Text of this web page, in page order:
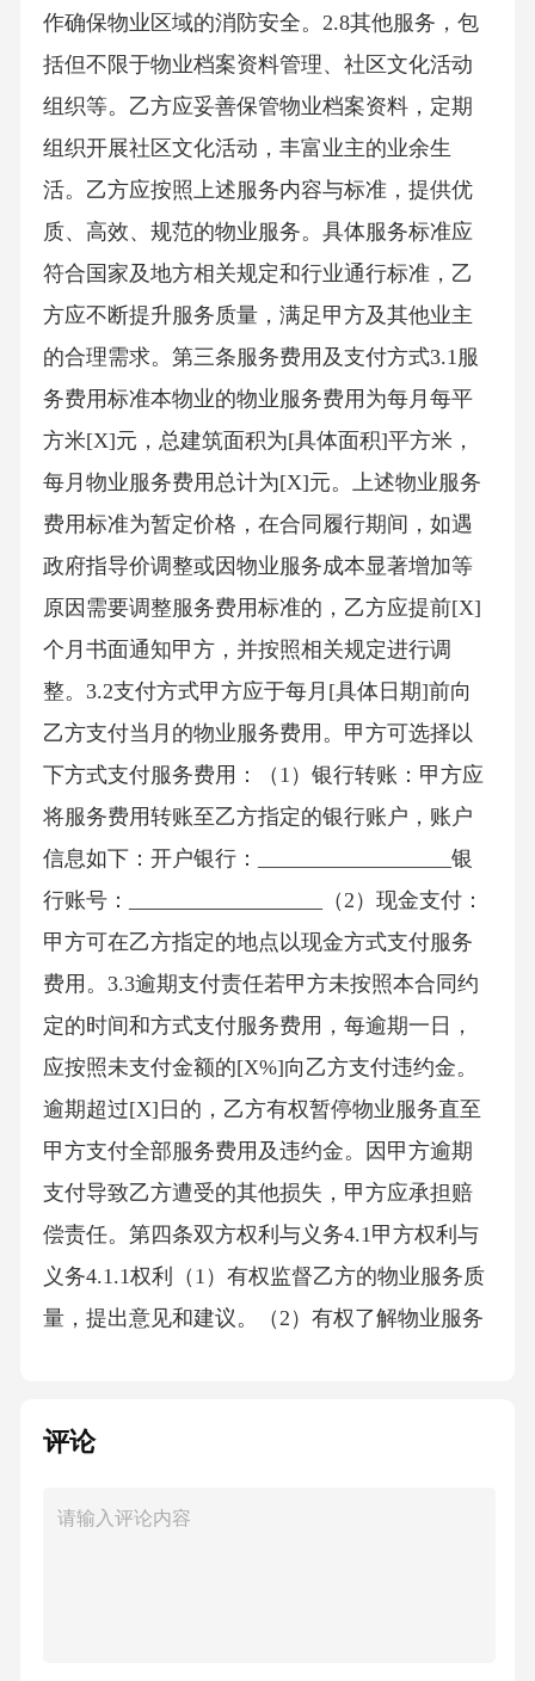
作确保物业区域的消防安全。2.8其他服务，包
括但不限于物业档案资料管理、社区文化活动
组织等。乙方应妥善保管物业档案资料，定期
组织开展社区文化活动，丰富业主的业余生
活。乙方应按照上述服务内容与标准，提供优
质、高效、规范的物业服务。具体服务标准应
符合国家及地方相关规定和行业通行标准，乙
方应不断提升服务质量，满足甲方及其他业主
的合理需求。第三条服务费用及支付方式3.1服
务费用标准本物业的物业服务费用为每月每平
方米[X]元，总建筑面积为[具体面积]平方米，
每月物业服务费用总计为[X]元。上述物业服务
费用标准为暂定价格，在合同履行期间，如遇
政府指导价调整或因物业服务成本显著增加等
原因需要调整服务费用标准的，乙方应提前[X]
个月书面通知甲方，并按照相关规定进行调
整。3.2支付方式甲方应于每月[具体日期]前向
乙方支付当月的物业服务费用。甲方可选择以
下方式支付服务费用：（1）银行转账：甲方应
将服务费用转账至乙方指定的银行账户，账户
信息如下：开户银行：__________________银
行账号：__________________（2）现金支付：
甲方可在乙方指定的地点以现金方式支付服务
费用。3.3逾期支付责任若甲方未按照本合同约
定的时间和方式支付服务费用，每逾期一日，
应按照未支付金额的[X%]向乙方支付违约金。
逾期超过[X]日的，乙方有权暂停物业服务直至
甲方支付全部服务费用及违约金。因甲方逾期
支付导致乙方遭受的其他损失，甲方应承担赔
偿责任。第四条双方权利与义务4.1甲方权利与
义务4.1.1权利（1）有权监督乙方的物业服务质
量，提出意见和建议。（2）有权了解物业服务
法规规定的其他权利。4.1.2义务（1）遵守本物
务工作。（2）按照本合同约定按时足额支付物
评论